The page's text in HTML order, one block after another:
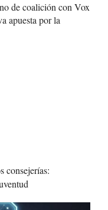
de coalición con Vox
apuesta por la
consejerías: